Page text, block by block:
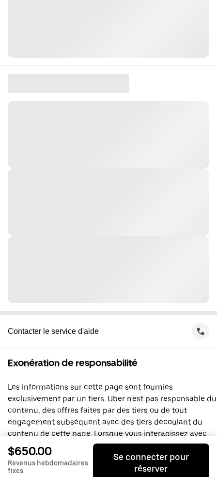
Contacter le service d'aide
Exonération de responsabilité
Les informations sur cette page sont fournies
exclusivement par un tiers. Uber n'est pas responsable du
contenu, des offres faites par des tiers ou de tout
engagement subséquent avec des tiers découlant du
contenu de cette page. Lorsque vous interagissez avec
un tiers, vous concluez une entente directement avec lui,
à laquelle Uber ne prend pas part. Si vous avez des
questions, veuillez contacter directement le tiers.
$650.00
Revenus hebdomadaires
fixes
Se connecter pour
réserver